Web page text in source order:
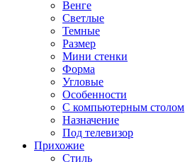
Венге
Светлые
Темные
Размер
Мини стенки
Форма
Угловые
Особенности
С компьютерным столом
Назначение
Под телевизор
Прихожие
Стиль